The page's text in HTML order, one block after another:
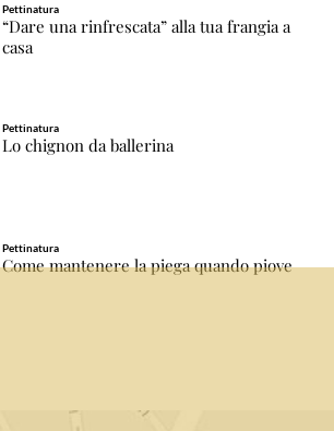
Pettinatura
“Dare una rinfrescata” alla tua frangia a
casa
Pettinatura
Lo chignon da ballerina
Pettinatura
Come mantenere la piega quando piove